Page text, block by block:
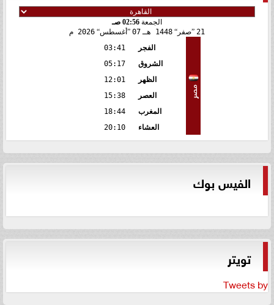
الجمعة 02:56 صـ
21
صفر 1448 هـ 07 أغسطس 2026 م
مصر
الفجر
03:41
الشروق
05:17
الظهر
12:01
العصر
15:38
المغرب
18:44
العشاء
20:10
الفيس بوك
تويتر
Tweets by